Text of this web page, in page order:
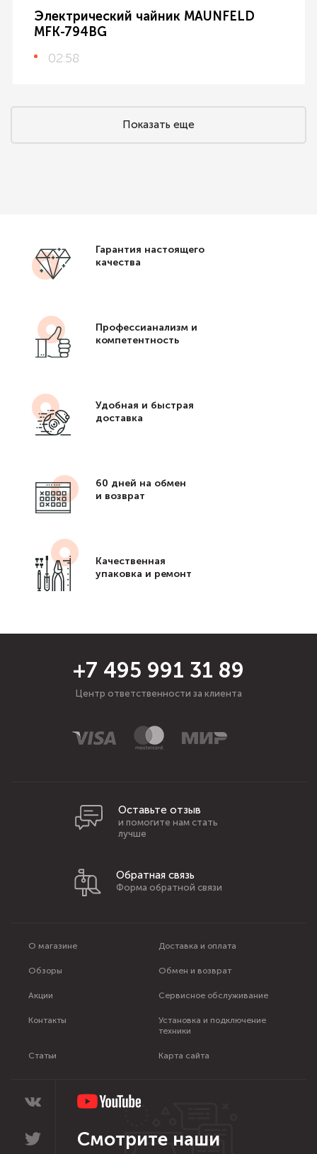
Электрический чайник MAUNFELD
MFK-794BG
02:58
Показать еще
Гарантия настоящего
качества
Профессианализм и
компетентность
Удобная и быстрая
доставка
60 дней на обмен
и возврат
Качественная
упаковка и ремонт
+7 495 991 31 89
Центр ответственности за клиента
О магазине Доставка и оплата
Обзоры Обмен и возврат
Акции Сервисное обслуживание
Контакты
Установка и подключение
техники
Статьи Карта сайта
Оставьте отзыв
и помогите нам стать
лучше
Обратная связь
Форма обратной связи
Смотрите наши